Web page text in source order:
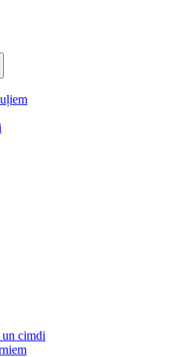
un cimdi